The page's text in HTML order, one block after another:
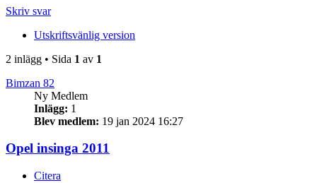
Skriv svar
Utskriftsvänlig version
2 inlägg • Sida 1 av 1
Bimzan 82
Ny Medlem
Inlägg: 1
Blev medlem: 19 jan 2024 16:27
Opel insinga 2011
Citera